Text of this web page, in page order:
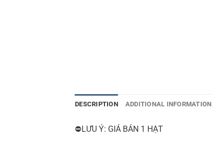
DESCRIPTION ADDITIONAL INFORMATION
⛔LƯU Ý: GIÁ BÁN 1 HẠT